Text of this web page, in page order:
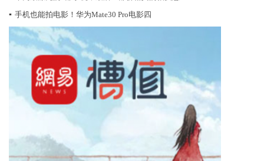
▪ 手机也能拍电影！华为Mate30 Pro电影四